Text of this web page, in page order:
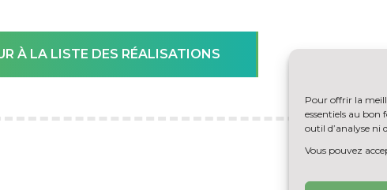
Pour offrir la
essentiels au bon
outil d’analyse ni
Vous pouvez
À LA LISTE DES RÉALISATIONS